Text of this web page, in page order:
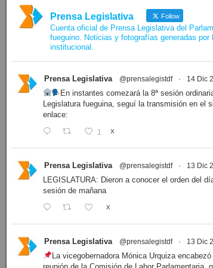
Prensa Legislativa Follow
Cuenta oficial de Prensa Legislativa del
fueguino. Noticias y fotografías generadas por
institucional.
Prensa Legislativa @prensalegistdf · 14 Dic
En instantes comezará la 8ª sesión
Legislatura fueguina, seguí la transmisión en el
enlace:
1 X
Prensa Legislativa @prensalegistdf · 13 Dic
LEGISLATURA: Dieron a conocer el orden del
sesión de mañana
X
Prensa Legislativa @prensalegistdf · 13 Dic
La vicegobernadora Mónica Urquiza encabezó